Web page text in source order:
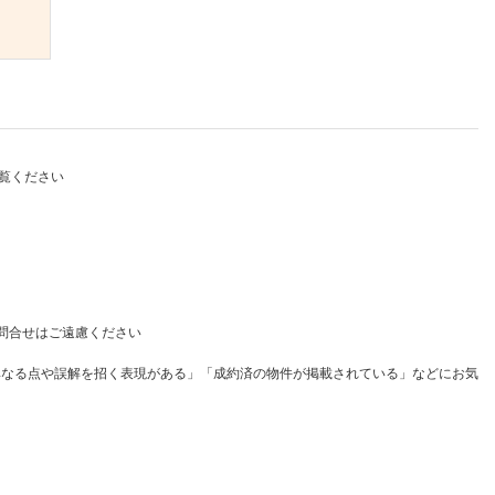
ください
合せはご遠慮ください
る点や誤解を招く表現がある」「成約済の物件が掲載されている」などにお気